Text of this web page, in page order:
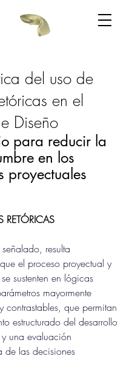
del uso de
en el
Diseño
para reducir la
en los
proyectuales
RETÓRICAS
resulta
el proceso proyectual y
sustenten en lógicas
mayormente
contrastables, que permitan
estructurado del desarrollo
una evaluación
de las decisiones